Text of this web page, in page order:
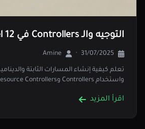
التوجيه والـ Controllers في Laravel 12
31/07/2025
·
Amine
واستخدام Controllers وResource Controllers لإنشاء واجهات…
اقرأ المزيد